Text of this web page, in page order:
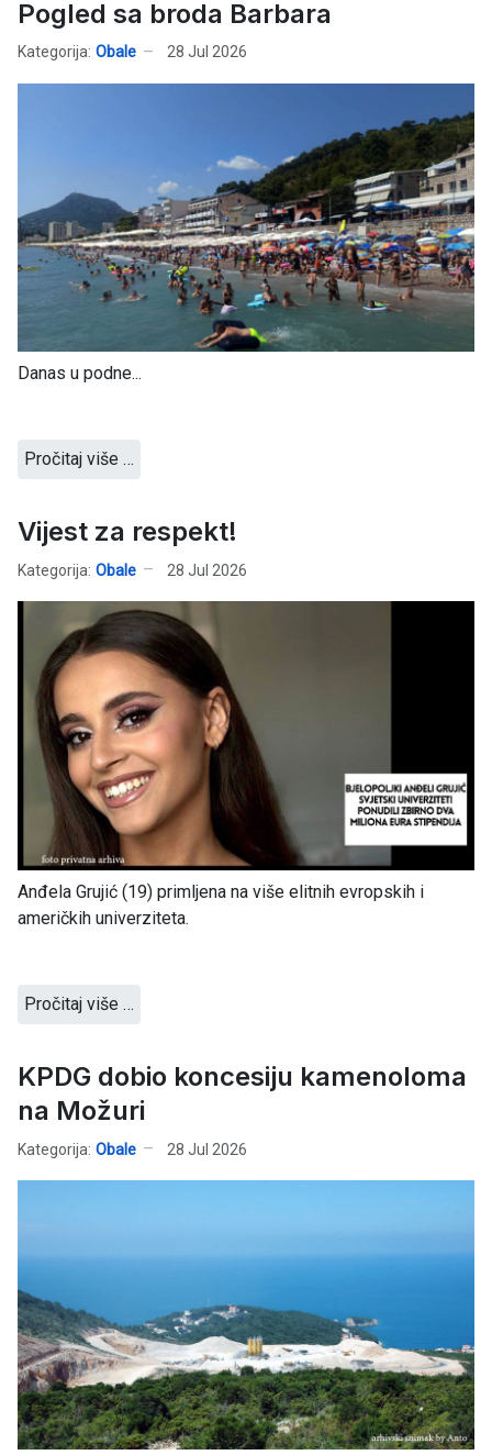
Pogled sa broda Barbara
Kategorija: Obale 28 Jul 2026
Danas u podne...
Pročitaj više …
Vijest za respekt!
Kategorija: Obale 28 Jul 2026
Anđela Grujić (19) primljena na više elitnih evropskih i
američkih univerziteta.
Pročitaj više …
KPDG dobio koncesiju kamenoloma
na Možuri
Kategorija: Obale 28 Jul 2026